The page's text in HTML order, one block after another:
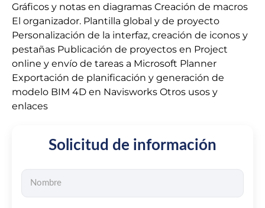
Gráficos y notas en diagramas Creación de macros
El organizador. Plantilla global y de proyecto
Personalización de la interfaz, creación de iconos y
pestañas Publicación de proyectos en Project
online y envío de tareas a Microsoft Planner
Exportación de planificación y generación de
modelo BIM 4D en Navisworks Otros usos y
enlaces
Solicitud de información